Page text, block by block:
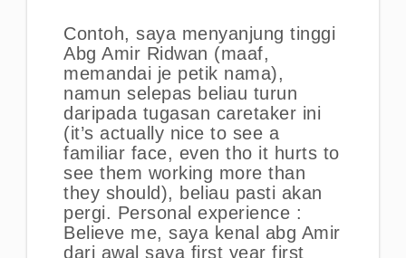
Contoh, saya menyanjung tinggi
Abg Amir Ridwan (maaf,
memandai je petik nama),
namun selepas beliau turun
daripada tugasan caretaker ini
(it’s actually nice to see a
familiar face, even tho it hurts to
see them working more than
they should), beliau pasti akan
pergi. Personal experience :
Believe me, saya kenal abg Amir
dari awal saya first year first